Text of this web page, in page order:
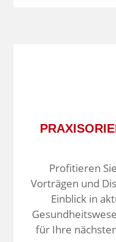
Profitieren
Vorträgen und
Einblick in
für Ihre